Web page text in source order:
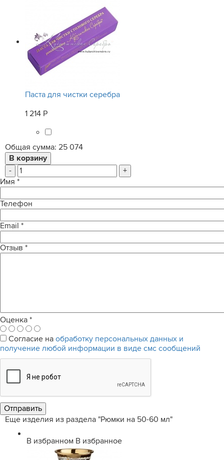
Паста для чистки серебра
1 214 Р
Общая сумма: 25 074
-
+
Имя *
Телефон
Email *
Отзыв *
Оценка *
Согласие на обработку персональных данных и
получение любой информации в виде смс сообщений
Еще изделия из раздела "Рюмки на 50-60 мл"
В избранном В избранное